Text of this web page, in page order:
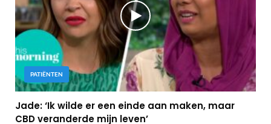
PATIËNTEN
Jade: ‘Ik wilde er een einde aan maken, maar
CBD veranderde mijn leven’